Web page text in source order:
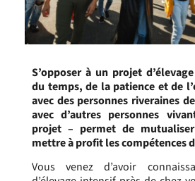
S’opposer à un projet
du temps, de la patience et de
avec des personnes riveraines
avec d’autres personnes
projet – permet de
mettre à profit les compétences
Vous venez d’avoir